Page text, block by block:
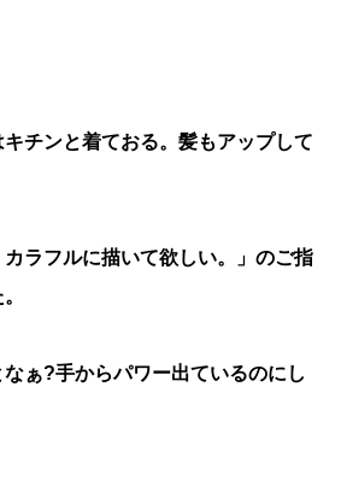
キチンと着ておる。髪もアップして
ラフルに描いて欲しい。」のご指
なぁ?手からパワー出ているのにし